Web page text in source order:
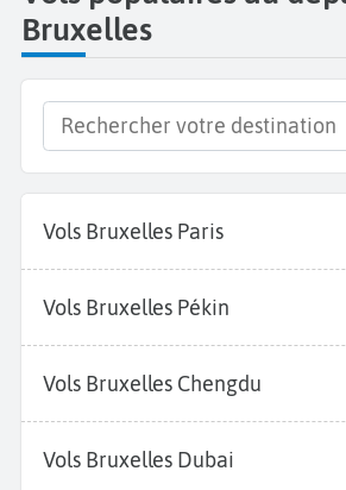
Bruxelles
Vols Bruxelles Paris
Vols Bruxelles Pékin
Vols Bruxelles Chengdu
Vols Bruxelles Dubai